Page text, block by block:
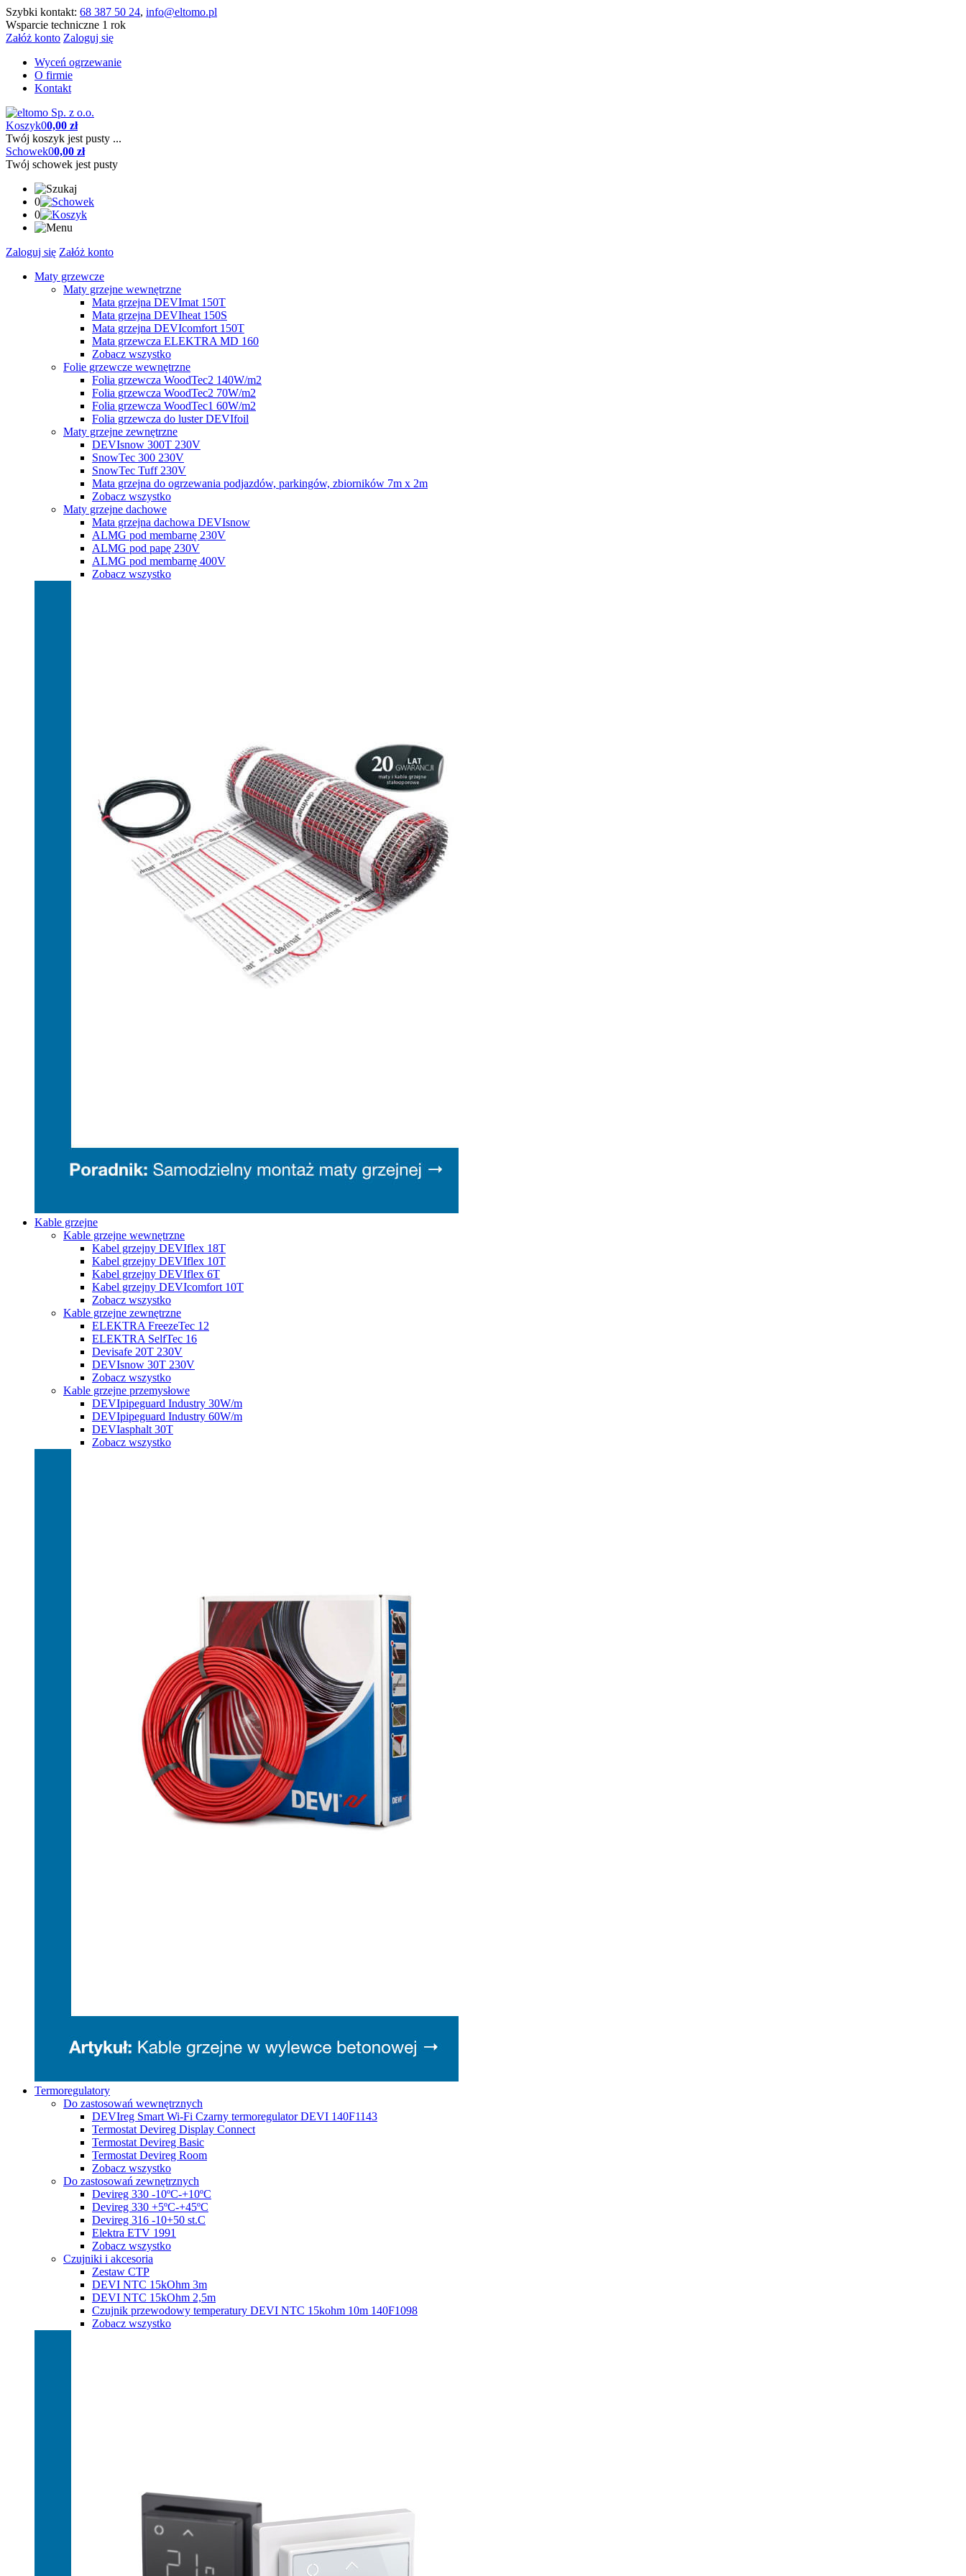
Szybki kontakt: 68 387 50 24, info@eltomo.pl
Wsparcie techniczne 1 rok
Załóż konto Zaloguj się
Wyceń ogrzewanie
O firmie
Kontakt
Koszyk00,00 zł
Twój koszyk jest pusty ...
Schowek00,00 zł
Twój schowek jest pusty
0
0
Zaloguj się Załóż konto
Maty grzewcze
Maty grzejne wewnętrzne
Mata grzejna DEVImat 150T
Mata grzejna DEVIheat 150S
Mata grzejna DEVIcomfort 150T
Mata grzewcza ELEKTRA MD 160
Zobacz wszystko
Folie grzewcze wewnętrzne
Folia grzewcza WoodTec2 140W/m2
Folia grzewcza WoodTec2 70W/m2
Folia grzewcza WoodTec1 60W/m2
Folia grzewcza do luster DEVIfoil
Maty grzejne zewnętrzne
DEVIsnow 300T 230V
SnowTec 300 230V
SnowTec Tuff 230V
Mata grzejna do ogrzewania podjazdów, parkingów, zbiorników 7m x 2m
Zobacz wszystko
Maty grzejne dachowe
Mata grzejna dachowa DEVIsnow
ALMG pod membarnę 230V
ALMG pod papę 230V
ALMG pod membarnę 400V
Zobacz wszystko
Kable grzejne
Kable grzejne wewnętrzne
Kabel grzejny DEVIflex 18T
Kabel grzejny DEVIflex 10T
Kabel grzejny DEVIflex 6T
Kabel grzejny DEVIcomfort 10T
Zobacz wszystko
Kable grzejne zewnętrzne
ELEKTRA FreezeTec 12
ELEKTRA SelfTec 16
Devisafe 20T 230V
DEVIsnow 30T 230V
Zobacz wszystko
Kable grzejne przemysłowe
DEVIpipeguard Industry 30W/m
DEVIpipeguard Industry 60W/m
DEVIasphalt 30T
Zobacz wszystko
Termoregulatory
Do zastosowań wewnętrznych
DEVIreg Smart Wi-Fi Czarny termoregulator DEVI 140F1143
Termostat Devireg Display Connect
Termostat Devireg Basic
Termostat Devireg Room
Zobacz wszystko
Do zastosowań zewnętrznych
Devireg 330 -10ºC-+10ºC
Devireg 330 +5ºC-+45ºC
Devireg 316 -10+50 st.C
Elektra ETV 1991
Zobacz wszystko
Czujniki i akcesoria
Zestaw CTP
DEVI NTC 15kOhm 3m
DEVI NTC 15kOhm 2,5m
Czujnik przewodowy temperatury DEVI NTC 15kohm 10m 140F1098
Zobacz wszystko